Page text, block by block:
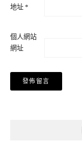
地址 *
個人網站
網址